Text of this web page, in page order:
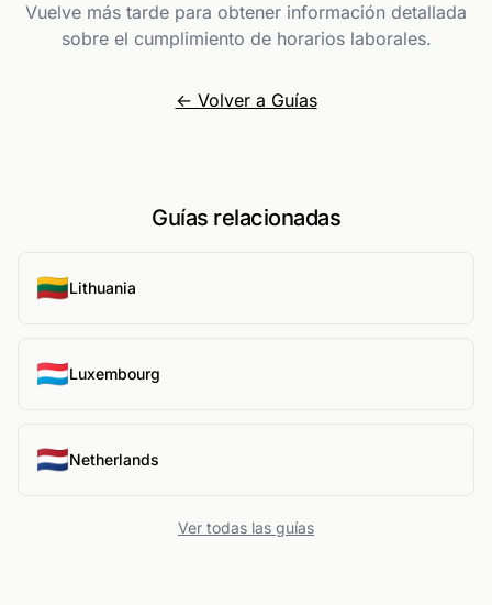
Vuelve más tarde para obtener información detallada
sobre el cumplimiento de horarios laborales.
← Volver a Guías
Guías relacionadas
🇱🇹Lithuania
🇱🇺Luxembourg
🇳🇱Netherlands
Ver todas las guías